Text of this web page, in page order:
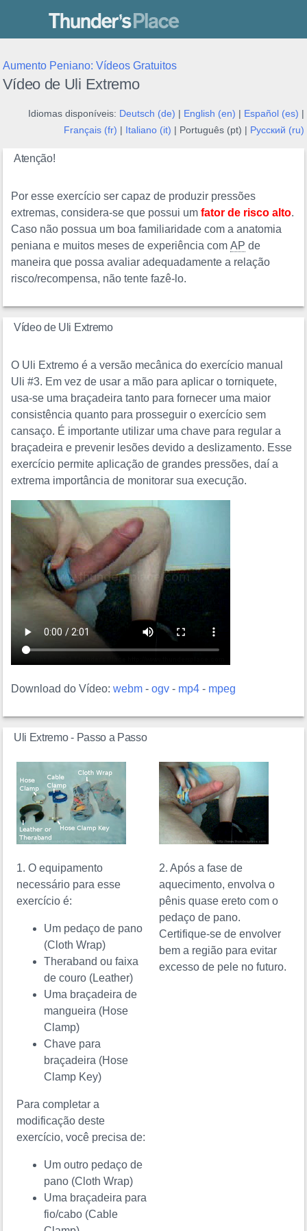
Thunder's Place
Aumento Peniano: Vídeos Gratuitos
Vídeo de Uli Extremo
Idiomas disponíveis: Deutsch (de) English (en) Español (es)
Français (fr)
Italiano (it) | Português (pt) | Русский (ru)
Atenção!
Por esse exercício ser capaz de produzir pressões
extremas, considera-se que possui umfator de risco alto.
Caso não possua um boa familiaridade com a anatomia
peniana e muitos meses de experiência comAP de
maneira que possa avaliar adequadamente a relação
risco/recompensa, não tente fazê-lo.
Vídeo de Uli Extremo
O Uli Extremo é a versão mecânica do exercício manual
Uli #3. Em vez de usar a mão para aplicar o torniquete,
usa-se uma braçadeira tanto para fornecer uma maior
consistência quanto para prosseguir o exercício sem
cansaço. É importante utilizar uma chave para regular a
braçadeira e prevenir lesões devido a deslizamento. Esse
exercício permite aplicação de grandes pressões, daí a
extrema importância de monitorar sua execução.
Download do Vídeo:webm -ogv - mp4 - mpeg
Uli Extremo - Passo a Passo
1. O equipamento
necessário para esse
exercício é:
Um pedaço de pano
(Cloth Wrap)
Theraband ou faixa
de couro (Leather)
Uma braçadeira de
mangueira (Hose
Clamp)
Chave para
braçadeira (Hose
Clamp Key)
Para completar a
modificação deste
exercício, você precisa de:
Um outro pedaço de
pano (Cloth Wrap)
Uma braçadeira para
fio/cabo (Cable
2. Após a fase de
aquecimento, envolva o
pênis quase ereto com o
pedaço de pano.
Certifique-se de envolver
bem a região para evitar
excesso de pele no futuro.